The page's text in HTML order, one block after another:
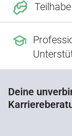
Teilhabe
Deine